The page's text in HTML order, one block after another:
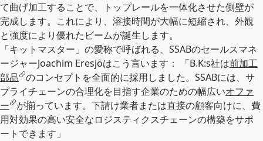
て曲げ加工することで、トップレールを一体化させた側壁が
完成します。これにより、溶接時間が大幅に短縮され、外観
と強度により優れたビームが誕生します。
「キットマスター」の愛称で呼ばれる、SSABのセールスマネ
ージャーJoachim Eresjöはこう言います： 「B.K:s社は前加工
部品 のコンセプトを全面的に採用しました。SSABには、サ
プライチェーンの合理化を目指す企業のための幅広いオファ
ー
が揃っています。下請け業者または直接の顧客向けに、費
用対効果の高い安全なロジスティクスチェーンの構築をサポ
ートできます」